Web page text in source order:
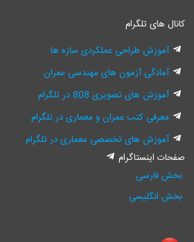
کانال های تلگرام
آموزش طراحی عملکردی سازه ها
آمادگی آزمون های مهندسی عمران
آموزش های تصویری 808 در تلگرام
معرفی کتب عمران و معماری در تلگرام
آموزش های تخصصی معماری در تلگرام
صفحات اینستاگرام
بخش فارسی
بخش انگلیسی